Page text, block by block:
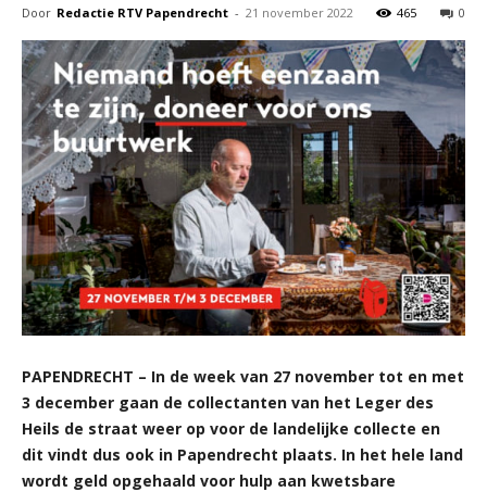
Door Redactie RTV Papendrecht - 21 november 2022 0
465
PAPENDRECHT – In de week van 27 november tot en met
3 december gaan de collectanten van het Leger des
Heils de straat weer op voor de landelijke collecte en
dit vindt dus ook in Papendrecht plaats. In het hele land
wordt geld opgehaald voor hulp aan kwetsbare